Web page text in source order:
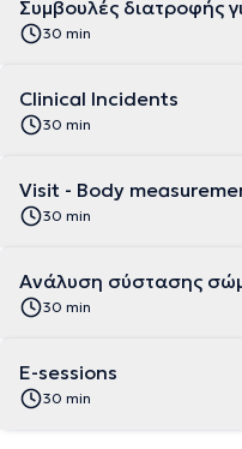
Συμβουλές διατροφής
30 min
Clinical Incidents
30 min
Visit - Body
30 min
Aνάλυση σύστασης
30 min
E-sessions
30 min